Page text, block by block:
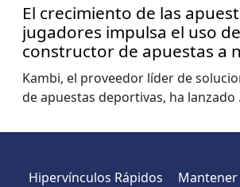
El crecimiento de las
jugadores impulsa el uso
constructor de apuestas a
niveles, muestra el informe
del Mundo de Kambi
Kambi, el proveedor líder de
de apuestas deportivas, ha lanzado
Hipervínculos Rápidos